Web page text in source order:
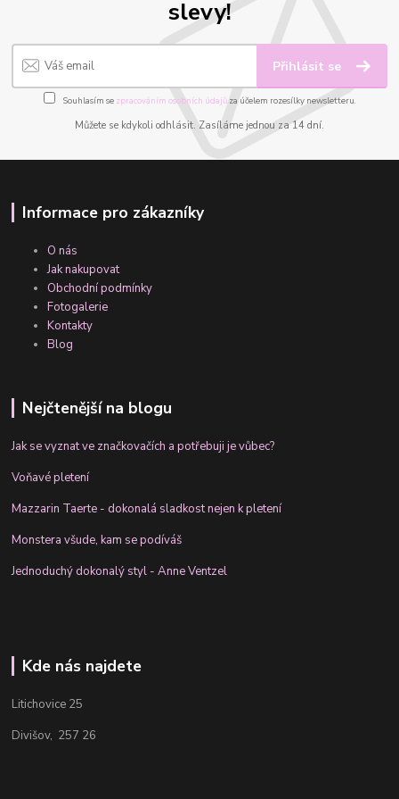
slevy!
Přihlásit se
Souhlasím se zpracováním osobních údajůza účelem rozesílky newsletteru.
Můžete se kdykoli odhlásit. Zasíláme jednou za 14 dní.
Informace pro zákazníky
O nás
Jak nakupovat
Obchodní podmínky
Fotogalerie
Kontakty
Blog
Nejčtenější na blogu
Jak se vyznat ve značkovačích a potřebuji je vůbec?
Voňavé pletení
Mazzarin Taerte - dokonalá sladkost nejen k pletení
Monstera všude, kam se podíváš
Jednoduchý dokonalý styl - Anne Ventzel
Kde nás najdete
Litichovice 25
Divišov, 257 26